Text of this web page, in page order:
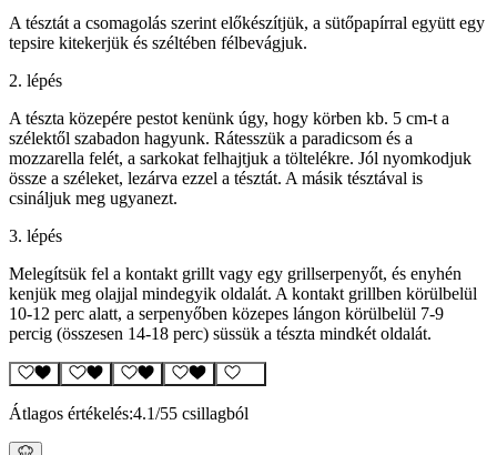
A tésztát a csomagolás szerint előkészítjük, a sütőpapírral együtt egy
tepsire kitekerjük és széltében félbevágjuk.
2. lépés
A tészta közepére pestot kenünk úgy, hogy körben kb. 5 cm-t a
szélektől szabadon hagyunk. Rátesszük a paradicsom és a
mozzarella felét, a sarkokat felhajtjuk a töltelékre. Jól nyomkodjuk
össze a széleket, lezárva ezzel a tésztát. A másik tésztával is
csináljuk meg ugyanezt.
3. lépés
Melegítsük fel a kontakt grillt vagy egy grillserpenyőt, és enyhén
kenjük meg olajjal mindegyik oldalát. A kontakt grillben körülbelül
10-12 perc alatt, a serpenyőben közepes lángon körülbelül 7-9
percig (összesen 14-18 perc) süssük a tészta mindkét oldalát.
Átlagos értékelés:4.1/55 csillagból